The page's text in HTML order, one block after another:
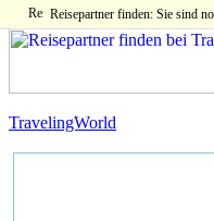
Reisepartner finden: Sie sind
TravelingWorld